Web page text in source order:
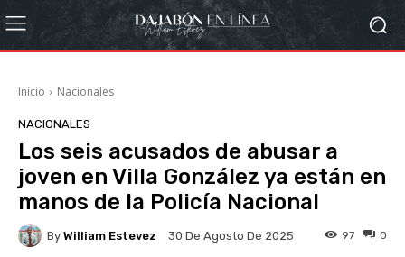
Inicio Nacionales
NACIONALES
Los seis acusados de abusar a
joven en Villa González ya están en
manos de la Policía Nacional
By William Estevez 30 De Agosto De 2025 0
97